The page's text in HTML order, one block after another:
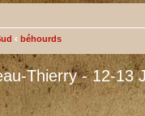
‹ béhourds
Thierry - 12-13